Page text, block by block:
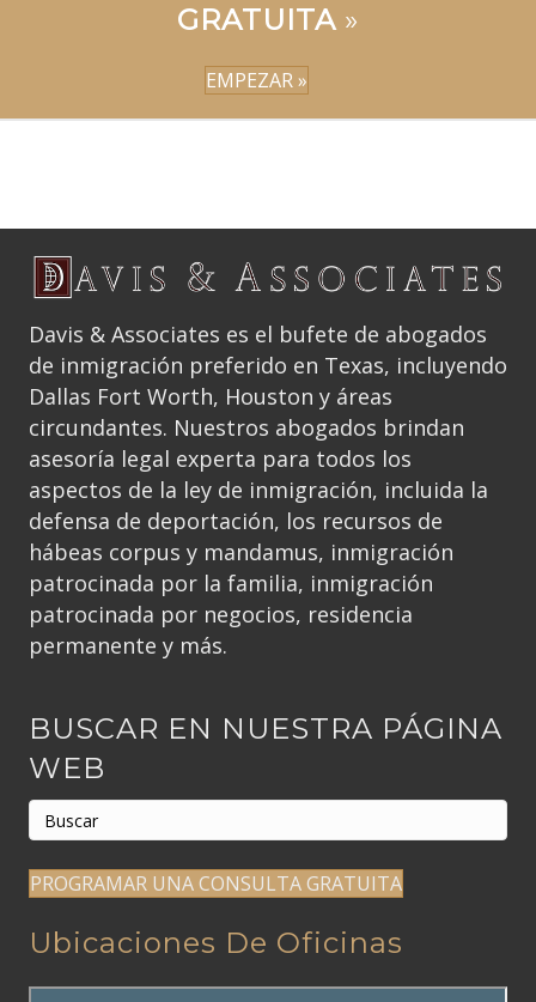
GRATUITA»
EMPEZAR »
Davis & Associates es el bufete de abogados
de inmigración preferido en Texas, incluyendo
Dallas Fort Worth, Houston y áreas
circundantes. Nuestros abogados brindan
asesoría legal experta para todos los
aspectos de la ley de inmigración, incluida la
defensa de deportación, los recursos de
hábeas corpus y mandamus, inmigración
patrocinada por la familia, inmigración
patrocinada por negocios, residencia
permanente y más.
BUSCAR EN NUESTRA PÁGINA
WEB
PROGRAMAR UNA CONSULTA GRATUITA
Ubicaciones De Oficinas